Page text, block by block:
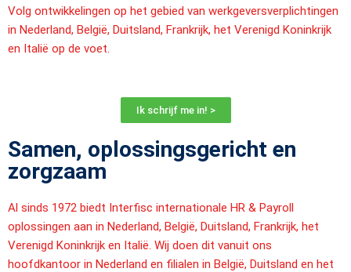
Volg ontwikkelingen op het gebied van werkgeversverplichtingen
in Nederland, België, Duitsland, Frankrijk, het Verenigd Koninkrijk
en Italië op de voet.
Ik schrijf me in! >
Samen, oplossingsgericht en
zorgzaam
Al sinds 1972 biedt Interfisc internationale HR & Payroll
oplossingen aan in Nederland, België, Duitsland, Frankrijk, het
Verenigd Koninkrijk en Italië. Wij doen dit vanuit ons
hoofdkantoor in Nederland en filialen in België, Duitsland en het